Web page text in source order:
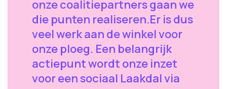
onze coalitiepartners gaan we
die punten realiseren.Er is dus
veel werk aan de winkel voor
onze ploeg. Een belangrijk
actiepunt wordt onze inzet
voor een sociaal Laakdal via